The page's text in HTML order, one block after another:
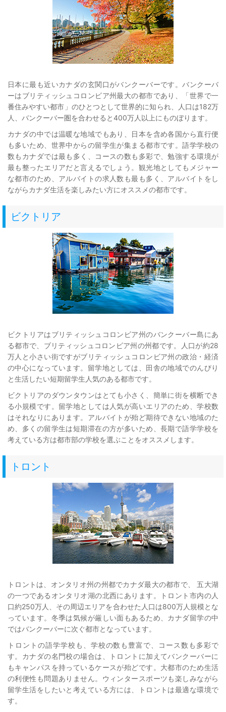
日本に最も近いカナダの玄関口がバンクーバーです。バンクーバ
ーはブリティッシュコロンビア州最大の都市であり、「世界で一
番住みやすい都市」のひとつとして世界的に知られ、人口は182万
人、バンクーバー圏を合わせると400万人以上にものぼります。
カナダの中では温暖な地域でもあり、日本を含め各国から直行便
も多いため、世界中からの留学生が集まる都市です。語学学校の
数もカナダでは最も多く、コースの数も多彩で、勉強する環境が
最も整ったエリアだと言えるでしょう。観光地としてもメジャー
な都市のため、アルバイトの求人数も最も多く、アルバイトをし
ながらカナダ生活を楽しみたい方にオススメの都市です。
ビクトリア
ビクトリアはブリティッシュコロンビア州のバンクーバー島にあ
る都市で、ブリティッシュコロンビア州の州都です。人口が約28
万人と小さい街ですがブリティッシュコロンビア州の政治・経済
の中心になっています。留学地としては、田舎の地域でのんびり
と生活したい短期留学生人気のある都市です。
ビクトリアのダウンタウンはとても小さく、簡単に街を横断でき
る小規模です。留学地としては人気が高いエリアのため、学校数
はそれなりにあります。アルバイトが殆ど期待できない地域のた
め、多くの留学生は短期滞在の方が多いため、長期で語学学校を
考えている方は都市部の学校を選ぶことをオススメします。
トロント
トロントは、オンタリオ州の州都でカナダ最大の都市で、 五大湖
の一つであるオンタリオ湖の北西にあります。トロント市内の人
口約250万人、その周辺エリアを合わせた人口は800万人規模とな
っています。冬季は気候が厳しい面もあるため、カナダ留学の中
ではバンクーバーに次ぐ都市となっています。
トロントの語学学校も、学校の数も豊富で、コース数も多彩で
す。カナダの名門校の場合は、トロントに加えてバンクーバーに
もキャンパスを持っているケースが殆どです。大都市のため生活
の利便性も問題ありません。ウィンタースポーツも楽しみながら
留学生活をしたいと考えている方には、トロントは最適な環境で
す。